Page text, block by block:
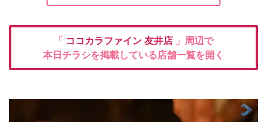
「 ココカラファイン 友井店 」周辺で
本日チラシを掲載している店舗一覧を開く